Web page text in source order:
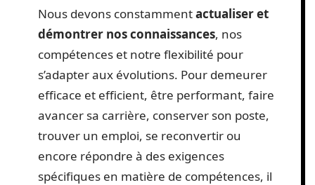
Nous devons constammentactualiser et
démontrer nos connaissances, nos
compétences et notre flexibilité pour
s’adapter aux évolutions. Pour demeurer
efficace et efficient, être performant, faire
avancer sa carrière, conserver son poste,
trouver un emploi, se reconvertir ou
encore répondre à des exigences
spécifiques en matière de compétences, il